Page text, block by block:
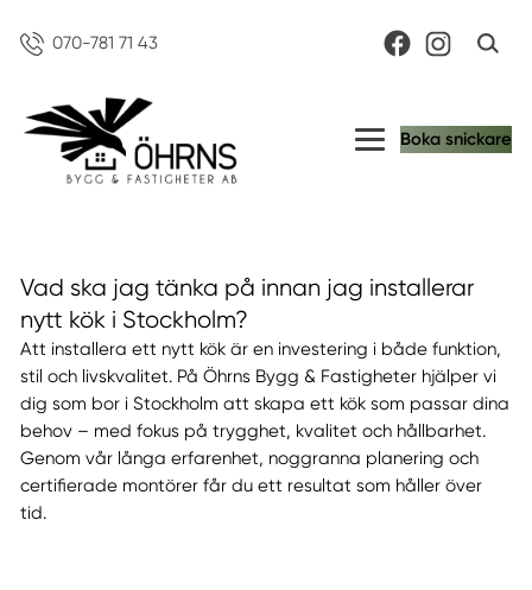
070-781 71 43
Boka snickare
Vad ska jag tänka på innan jag installerar
nytt kök i Stockholm?
Att installera ett nytt kök är en investering i både funktion,
stil och livskvalitet. På Öhrns Bygg & Fastigheter hjälper vi
dig som bor i Stockholm att skapa ett kök som passar dina
behov – med fokus på trygghet, kvalitet och hållbarhet.
Genom vår långa erfarenhet, noggranna planering och
certifierade montörer får du ett resultat som håller över
tid.